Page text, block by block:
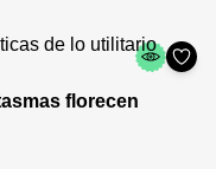
florecen